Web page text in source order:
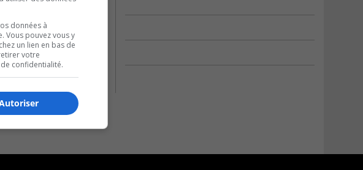
données à
Vous pouvez vous y
un lien en bas de
votre
confidentialité.